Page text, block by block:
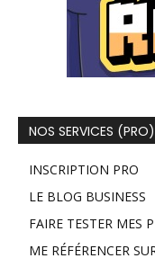
NOS SERVICES (PRO)
INSCRIPTION PRO
LE BLOG BUSINESS
FAIRE TESTER MES
ME RÉFÉRENCER